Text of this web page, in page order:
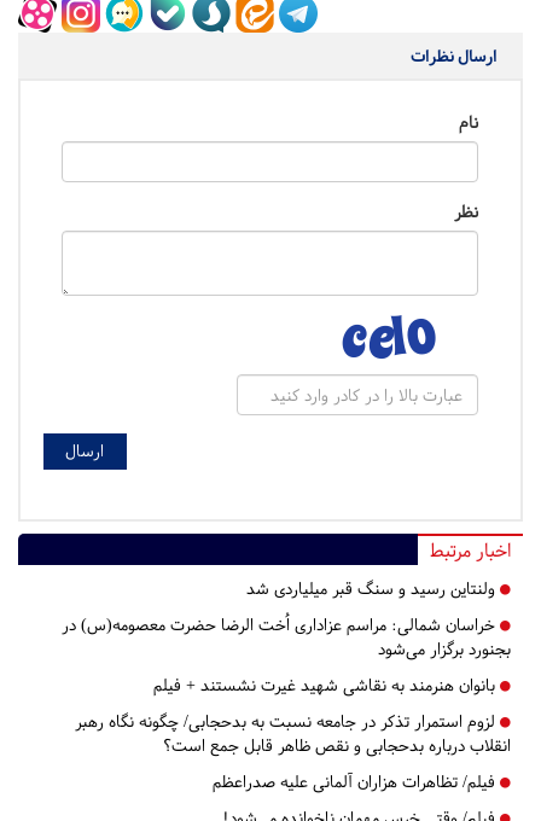
ارسال نظرات
نام
نظر
اخبار مرتبط
ولنتاین رسید و سنگ قبر میلیاردی شد
خراسان شمالی: مراسم عزاداری اُخت الرضا حضرت معصومه(س) در
بجنورد برگزار می‌شود
بانوان هنرمند به نقاشی شهید غیرت نشستند + فیلم
لزوم استمرار تذکر در جامعه نسبت به بدحجابی/ چگونه نگاه رهبر
انقلاب درباره بدحجابی و نقص ظاهر قابل جمع است؟
فیلم/ تظاهرات هزاران آلمانی علیه صدراعظم